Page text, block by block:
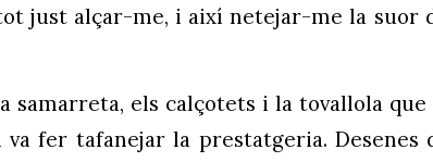
just alçar-me, i així netejar-me la suor
els calçotets i la tovallola que
fer tafanejar la prestatgeria. Desenes